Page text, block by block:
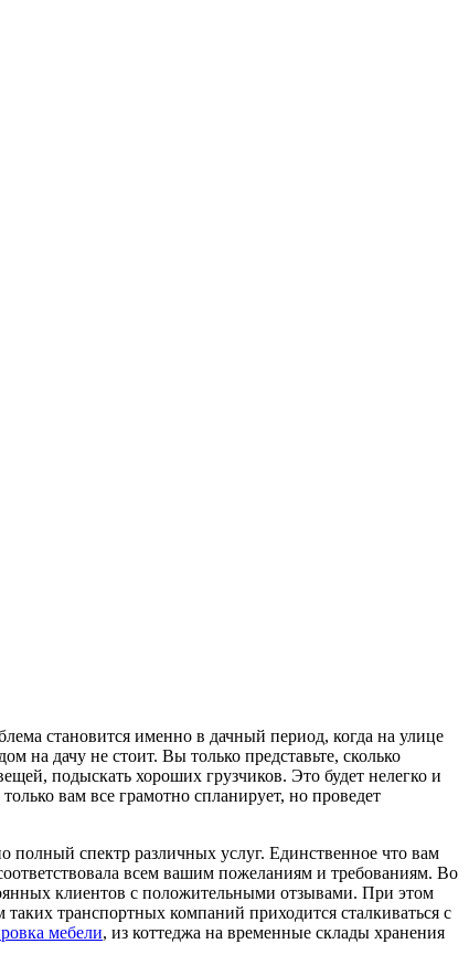
становится именно в дачный период, когда на улице
на дачу не стоит. Вы только представьте, сколько
подыскать хороших грузчиков. Это будет нелегко и
вам все грамотно спланирует, но проведет
полный спектр различных услуг. Единственное что вам
всем вашим пожеланиям и требованиям. Во
клиентов с положительными отзывами. При этом
транспортных компаний приходится сталкиваться с
мебели, из коттеджа на временные склады хранения